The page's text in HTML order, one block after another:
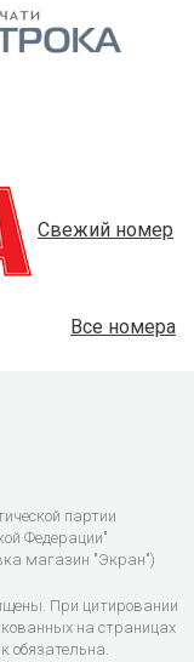
Свежий номер
Все номера
партии
Федерации"
магазин "Экран")
При цитировании
на страницах
обязательна.